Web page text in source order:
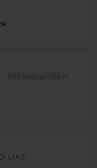
Edit your profile or
LIKE